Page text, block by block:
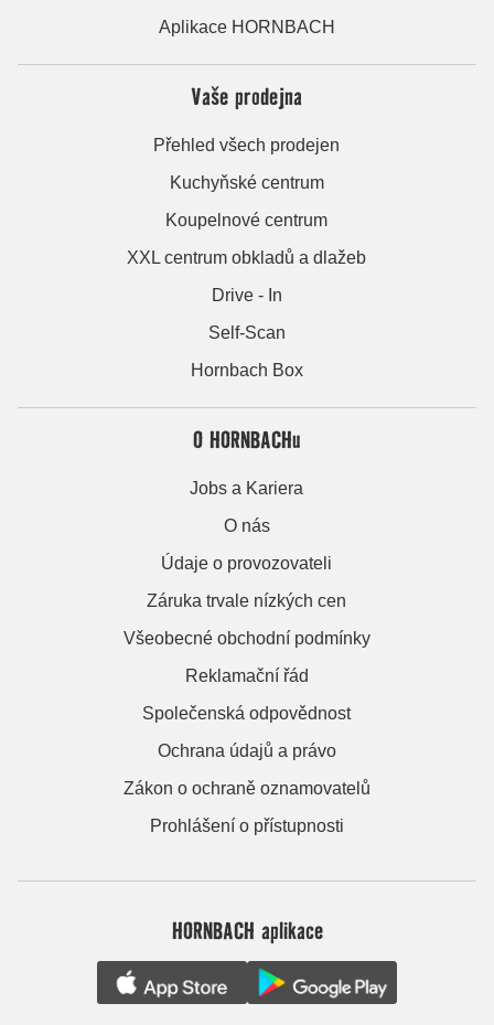
Aplikace HORNBACH
Vaše prodejna
Přehled všech prodejen
Kuchyňské centrum
Koupelnové centrum
XXL centrum obkladů a dlažeb
Drive - In
Self-Scan
Hornbach Box
O HORNBACHu
Jobs a Kariera
O nás
Údaje o provozovateli
Záruka trvale nízkých cen
Všeobecné obchodní podmínky
Reklamační řád
Společenská odpovědnost
Ochrana údajů a právo
Zákon o ochraně oznamovatelů
Prohlášení o přístupnosti
HORNBACH aplikace